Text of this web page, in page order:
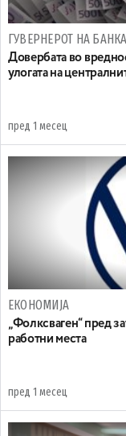
ГУВЕРНЕРОТ НА
Довербата во
улогата на
пред 1 месец
ЕКОНОМИЈА
„Фолксваген“ пред
работни места
пред 1 месец